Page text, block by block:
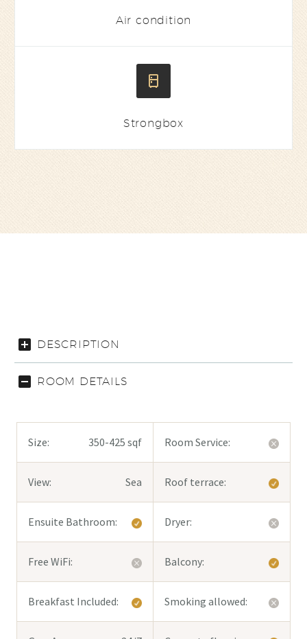
Air condition


Strongbox
DESCRIPTION
ROOM DETAILS
Size: 350-425 sqf Room Service:
View: Sea Roof terrace:
Ensuite Bathroom: Dryer:
Free WiFi: Balcony:
Breakfast Included: Smoking allowed: